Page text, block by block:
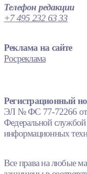
Телефон редакции
+7 495 232 63 33
Реклама на сайте
Росреклама
Регистрационный
ЭЛ № ФС 77-72266 от
Федеральной службой
информационных
Все права на любые